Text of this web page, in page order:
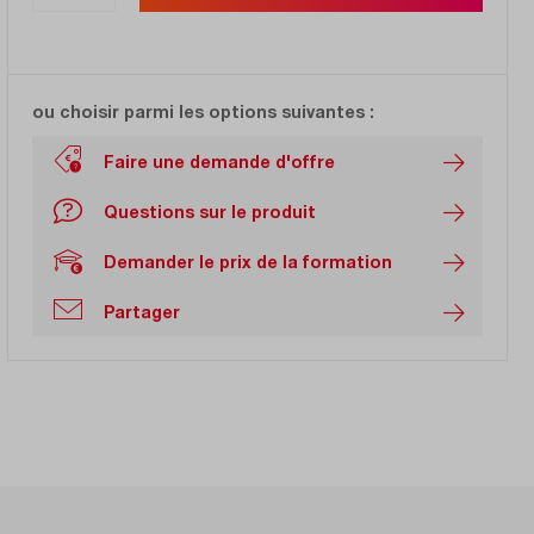
ou choisir parmi les options suivantes :
Faire une demande d'offre
Questions sur le produit
Demander le prix de la formation
Partager